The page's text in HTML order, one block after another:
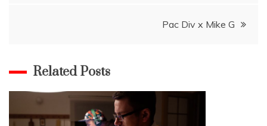
Pac Div x Mike G
Related Posts